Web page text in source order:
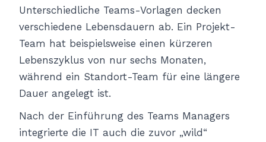
Unterschiedliche Teams-Vorlagen decken
verschiedene Lebensdauern ab. Ein Projekt-
Team hat beispielsweise einen kürzeren
Lebenszyklus von nur sechs Monaten,
während ein Standort-Team für eine längere
Dauer angelegt ist.
Nach der Einführung des Teams Managers
integrierte die IT auch die zuvor „wild“